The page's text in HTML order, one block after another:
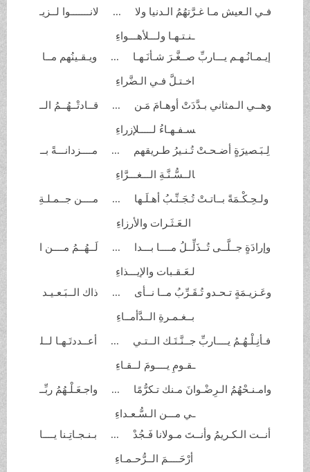
فـي الـعيش مـا غـرَّتهُمُ الـدنياولا ... لانـــــــوا لــزيـ
ـنـتـهـا ولـــلأهـــواءِ
إيـمـانُـهـم يـــاربِّ صــغَّـرَشـأنَـهـا ... ويـقـينُهم مــا
اخـتـلَّ فـيالـضَّراءِ
وهــي الـمثاني بـدَّدَتْ أوهـامَمَـن ... قــادتْــهُــمُ الــ
سـفـهـاءُ لـــــلإزراءِ
لِـبَـصيرَةٍ أضـحـتْ تُـنـيرُطـريقهم ... مــــزدانـــةً بــ
الــسُّـنَّـةِالـــغـــرَّاءِ
‏ ولـحِـكْـمَةً بــاتـتْ تُـجَـنِّـبُأهـلَـها ... مــــن جــمـلـةِ
الـعَـثَـرات والأرزاءِ
‏وإرادَةٍ جــلَّــى تُــذَلِّــلُ مــــابـــدا ... لَــهُــمُ مــــن ا
لـعَـقـبات والإيـــذاءِ
‏وعَـزيـمَةٍ تـحـدو تُـقَـرِّبُ مــانــأى ... ذاك الــبَـعـيـد
بــغـمـرةِالــدَّأمــاءِ
فـأنِـلْـهُـمُ يــــاربِّ جــنَّـتَـكالــتـي ... أعــددتَـهـا لــل
ـقـومِ يــــومَلــقـاءِ
‏وامـنـحْهُمُ الـرِضْـوانَ مـنكتـكرُّمًا ... واجـعَـلْـهُمُ ربِّــ
ـي مـــن الـسُّـعـداءِ
أنــت الـكـريمُ وأنــتَ مـولانافَـجُدْ ... بـنـجـاتِـنا يــــا
أرْحَــــمَ الــرُّحـمـاءِ